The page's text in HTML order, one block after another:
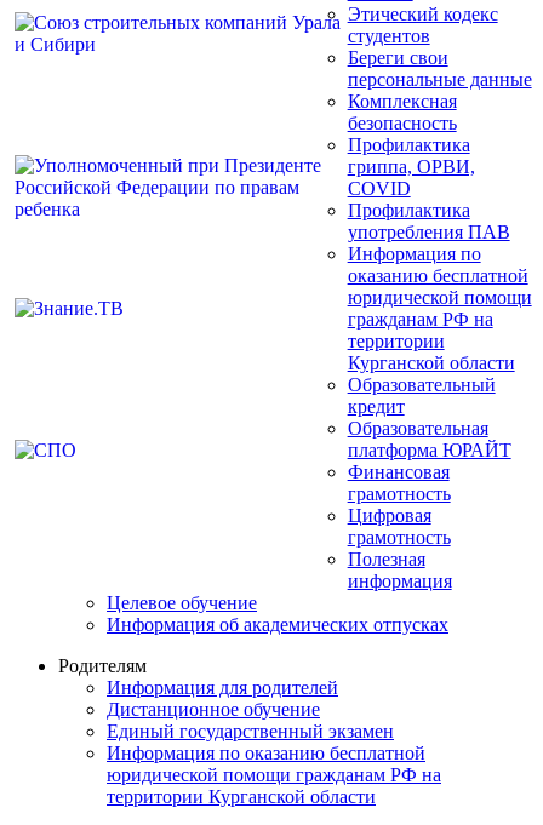
Этический кодекс
студентов
Береги свои
персональные данные
Комплексная
безопасность
Профилактика
гриппа, ОРВИ,
COVID
Профилактика
употребления ПАВ
Информация по
оказанию бесплатной
юридической помощи
гражданам РФ на
территории
Курганской области
Образовательный
кредит
Образовательная
платформа ЮРАЙТ
Финансовая
грамотность
Цифровая
грамотность
Полезная
информация
Целевое обучение
Информация об академических отпусках
Родителям
Информация для родителей
Дистанционное обучение
Единый государственный экзамен
Информация по оказанию бесплатной
юридической помощи гражданам РФ на
территории Курганской области